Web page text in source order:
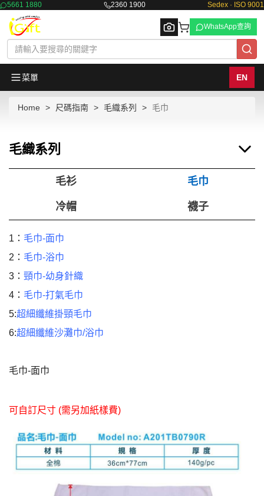
5661 1880 2360 1900 Sedex · ISO 9001
Browse
WhatsApp查詢
菜單 EN
Home 尺碼指南 毛織系列 毛巾
毛織系列
毛衫 毛巾
冷帽 襪子
1： 毛巾-面巾
2： 毛巾-浴巾
3： 頸巾-幼身針織
4： 毛巾-打氣毛巾
5:超細纖維掛頸毛巾
6:超細纖維沙灘巾/浴巾
毛巾-面巾
可自訂尺寸 (需另加紙樣費)